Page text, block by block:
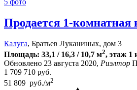
Продается 1-комнатная
Калуга, Братьев Луканиных, дом 3
Площадь: 33,1 / 16,3 / 10,7 м2, этаж 1
Обновлено 23 августа 2020, Риэлтор
1 709 710 руб.
51 809 руб./м2